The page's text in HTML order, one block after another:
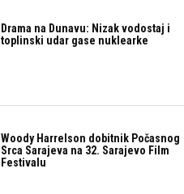
Drama na Dunavu: Nizak vodostaj i
toplinski udar gase nuklearke
Woody Harrelson dobitnik Počasnog
Srca Sarajeva na 32. Sarajevo Film
Festivalu